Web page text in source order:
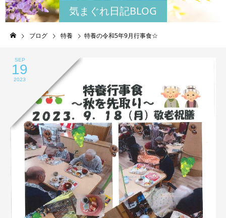
気まぐれ日記BLOG
ブログ 特養 特養の令和5年9月行事食☆
SEP
19
2023